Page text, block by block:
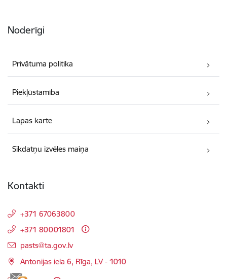
Noderīgi
Privātuma politika
Piekļūstamība
Lapas karte
Sīkdatņu izvēles maiņa
Kontakti
+371 67063800
+371 80001801
E-pasts:
pasts@ta.gov.lv
Antonijas iela 6, Rīga, LV - 1010